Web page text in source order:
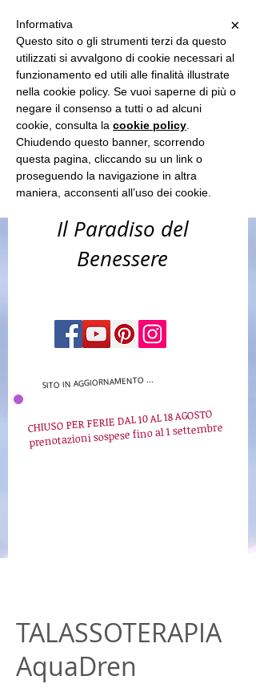
-benessere
corpo & capelli
-estetica &
solarium​
Il Paradiso del
Benessere
SITO IN AGGIORNAMENTO ...
CHIUSO PER FERIE DAL 10 AL 18 AGOSTO
prenotazioni sospese fino al 1 settembre
TALASSOTERAPIA
AquaDren
×
Informativa
Questo sito o gli strumenti terzi da questo
utilizzati si avvalgono di cookie necessari al
funzionamento ed utili alle finalità illustrate
nella cookie policy. Se vuoi saperne di più o
negare il consenso a tutti o ad alcuni
cookie, consulta la cookie policy
Chiudendo questo banner, scorrendo
questa pagina, cliccando su un link o
proseguendo la navigazione in altra
maniera, acconsenti all’uso dei cookie.